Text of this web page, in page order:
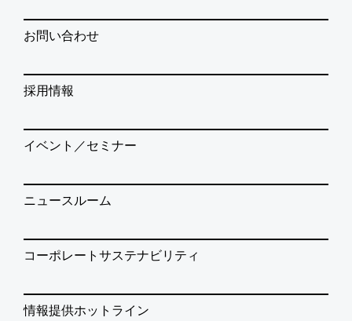
お問い合わせ
採用情報
イベント／セミナー
ニュースルーム
コーポレートサステナビリティ
情報提供ホットライン